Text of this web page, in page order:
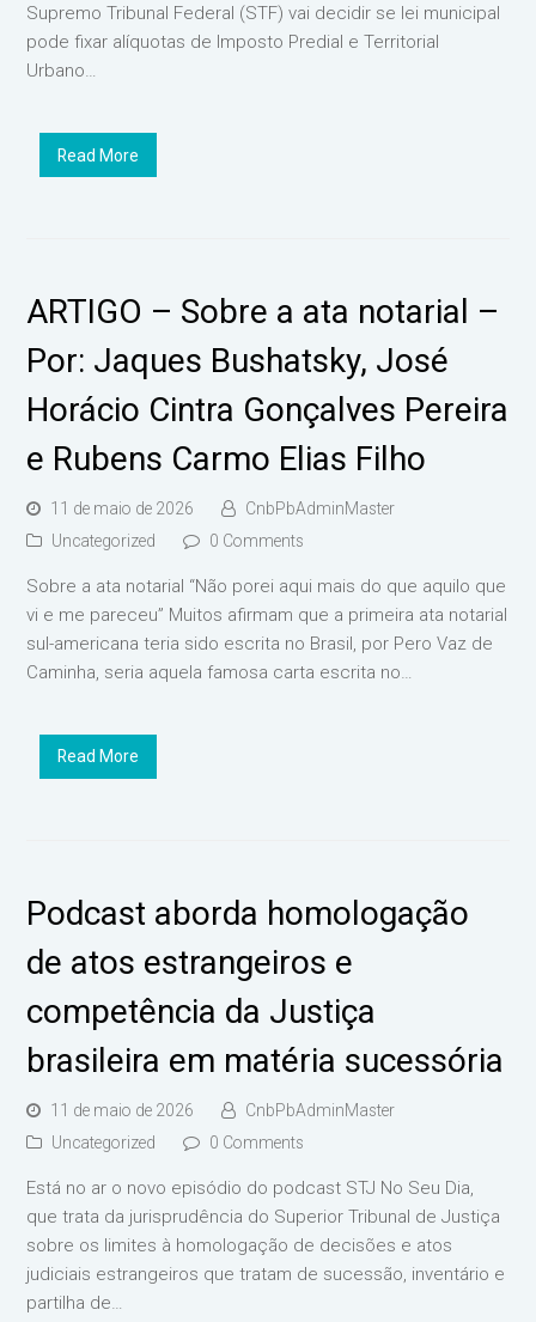
Supremo Tribunal Federal (STF) vai decidir se lei municipal
pode fixar alíquotas de Imposto Predial e Territorial
Urbano…
Read More
ARTIGO – Sobre a ata notarial –
Por: Jaques Bushatsky, José
Horácio Cintra Gonçalves Pereira
e Rubens Carmo Elias Filho
11 de maio de 2026
CnbPbAdminMaster
Uncategorized
0 Comments
Sobre a ata notarial “Não porei aqui mais do que aquilo que
vi e me pareceu” Muitos afirmam que a primeira ata notarial
sul-americana teria sido escrita no Brasil, por Pero Vaz de
Caminha, seria aquela famosa carta escrita no…
Read More
Podcast aborda homologação
de atos estrangeiros e
competência da Justiça
brasileira em matéria sucessória
11 de maio de 2026
CnbPbAdminMaster
Uncategorized
0 Comments
Está no ar o novo episódio do podcast STJ No Seu Dia,
que trata da jurisprudência do Superior Tribunal de Justiça
sobre os limites à homologação de decisões e atos
judiciais estrangeiros que tratam de sucessão, inventário e
partilha de…